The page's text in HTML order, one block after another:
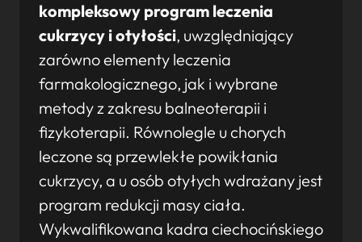
kompleksowy program leczenia
cukrzycy i otyłości, uwzględniający
zarówno elementy leczenia
farmakologicznego, jak i wybrane
metody z zakresu balneoterapii i
fizykoterapii. Równolegle u chorych
leczone są przewlekłe powikłania
cukrzycy, a u osób otyłych wdrażany jest
program redukcji masy ciała.
Wykwalifikowana kadra ciechocińskiego